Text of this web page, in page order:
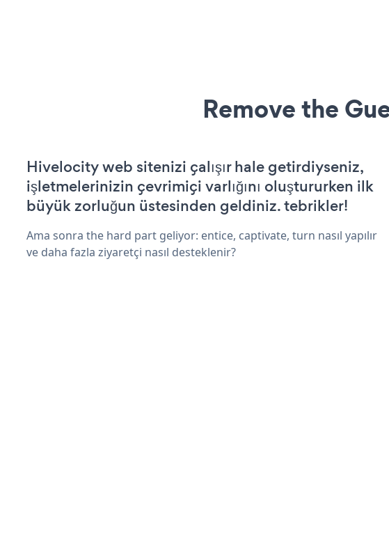
Remove the
Hivelocity web sitenizi çalışır hale getirdiyseniz,
işletmelerinizin çevrimiçi varlığını oluştururken ilk
büyük zorluğun üstesinden geldiniz. tebrikler!
Ama sonra the hard part geliyor: entice, captivate, turn nasıl yapılır
ve daha fazla ziyaretçi nasıl desteklenir?